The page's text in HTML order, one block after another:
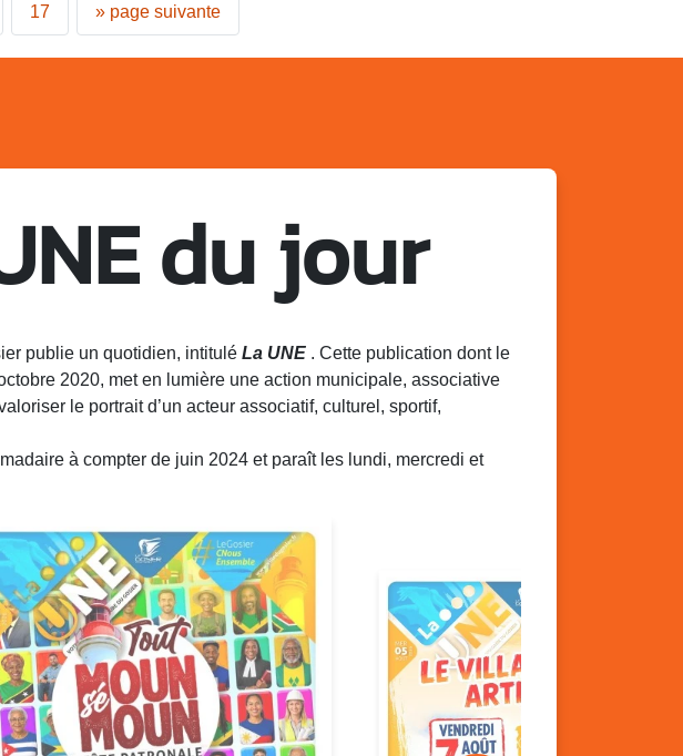
17 » page suivante
du jour
publie un quotidien, intitulé La UNE . Cette publication dont le
2020, met en lumière une action municipale, associative
le portrait d’un acteur associatif, culturel, sportif,
à compter de juin 2024 et paraît les lundi, mercredi et